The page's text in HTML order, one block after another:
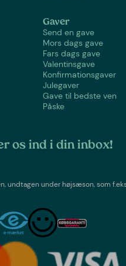
Gaver
Send en gave
Mors dags gave
Fars dags gave
Valentinsgave
Konfirmationsgaver
Julegaver
Gave til bedste ven
Påske
os ind i din inbox!
undtagen under højsæson, som